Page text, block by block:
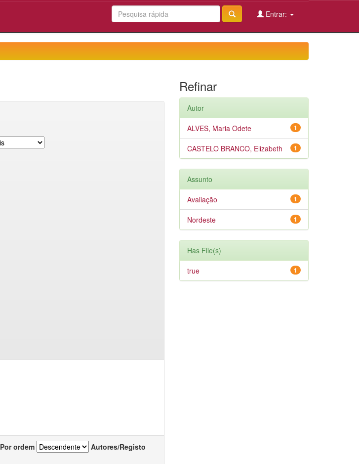
Entrar:
Por ordem Autores/Registo
Refinar
Autor
1
ALVES, Maria Odete
1
CASTELO BRANCO, Elizabeth
Assunto
1
Avaliação
1
Nordeste
Has File(s)
1
true